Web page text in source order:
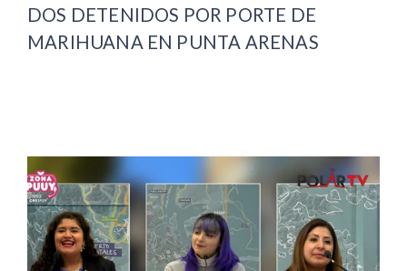
DOS DETENIDOS POR PORTE DE
MARIHUANA EN PUNTA ARENAS